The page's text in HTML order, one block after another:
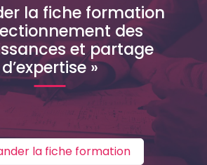
la fiche formation
des
et partage
d’expertise »
la fiche formation